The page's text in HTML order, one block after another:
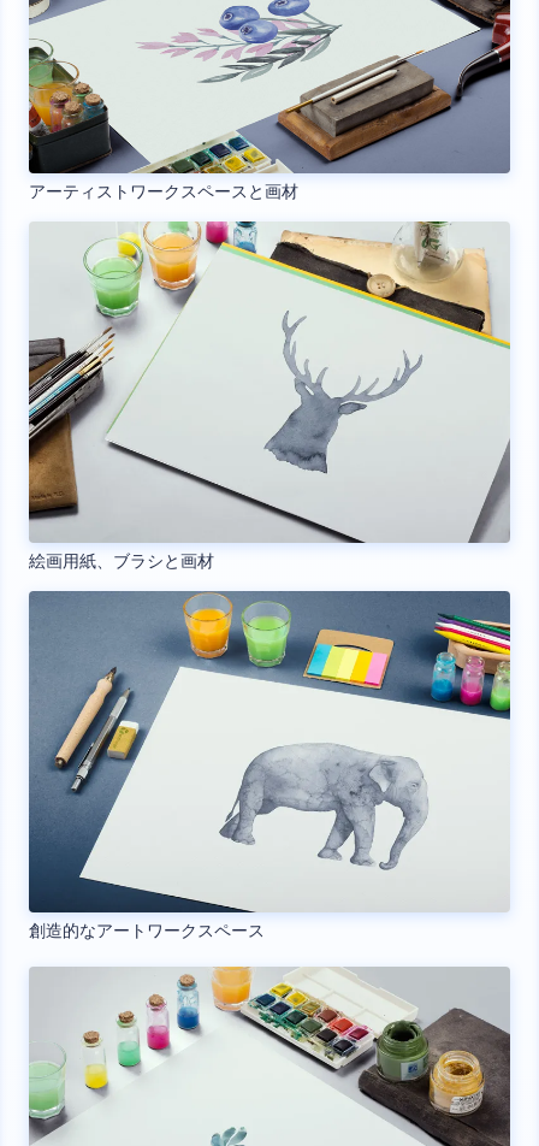
アーティストワークスペースと画材
絵画用紙、ブラシと画材
創造的なアートワークスペース